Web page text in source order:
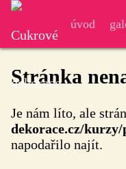
úvod
Stránka
Je nám líto, ale
dekorace.cz/
napodařilo najít.